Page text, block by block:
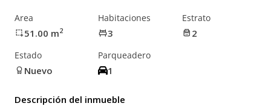
Area
51.00 m2
Habitaciones
3
Estrato
2
Estado
Nuevo
Parqueadero
1
Descripción del inmueble